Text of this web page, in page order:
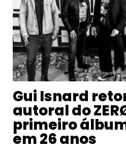
Gui Isnard
autoral do
primeiro
em 26 anos